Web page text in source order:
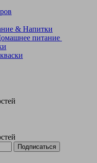
& Напитки
питание
Подписаться